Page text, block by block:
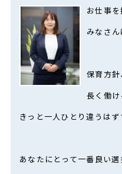
お仕事を
みなさ
保育方針
長く働
きっと一人ひとり違うはず
あなたにとって一番良い